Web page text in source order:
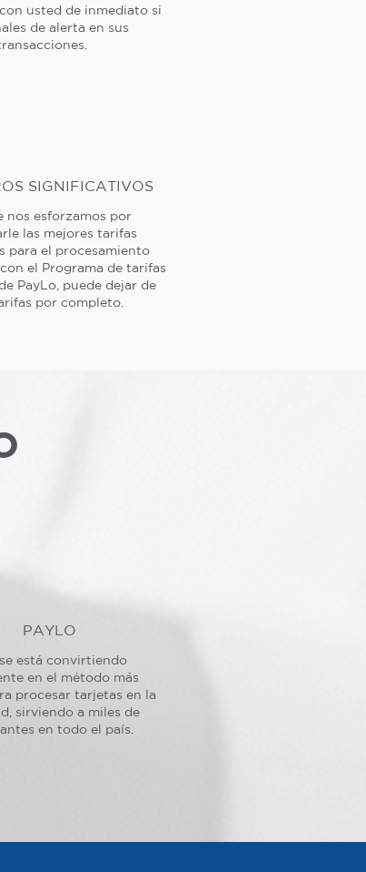
usted de inmediato si
de alerta en sus
SIGNIFICATIVOS
nos esforzamos por
las mejores tarifas
para el procesamiento
el Programa de tarifas
PayLo, puede dejar de
por completo.
PAYLO
está convirtiendo
en el método más
procesar tarjetas en la
sirviendo a miles de
en todo el país.